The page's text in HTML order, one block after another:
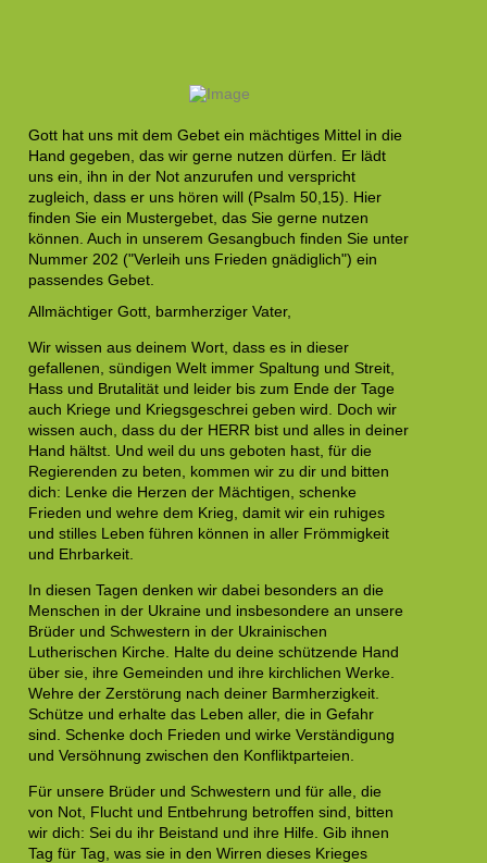
Gott hat uns mit dem Gebet ein mächtiges Mittel in die
Hand gegeben, das wir gerne nutzen dürfen. Er lädt
uns ein, ihn in der Not anzurufen und verspricht
zugleich, dass er uns hören will (Psalm 50,15). Hier
finden Sie ein Mustergebet, das Sie gerne nutzen
können. Auch in unserem Gesangbuch finden Sie unter
Nummer 202 ("Verleih uns Frieden gnädiglich") ein
passendes Gebet.
Allmächtiger Gott, barmherziger Vater,
Wir wissen aus deinem Wort, dass es in dieser
gefallenen, sündigen Welt immer Spaltung und Streit,
Hass und Brutalität und leider bis zum Ende der Tage
auch Kriege und Kriegsgeschrei geben wird. Doch wir
wissen auch, dass du der HERR bist und alles in deiner
Hand hältst. Und weil du uns geboten hast, für die
Regierenden zu beten, kommen wir zu dir und bitten
dich: Lenke die Herzen der Mächtigen, schenke
Frieden und wehre dem Krieg, damit wir ein ruhiges
und stilles Leben führen können in aller Frömmigkeit
und Ehrbarkeit.
In diesen Tagen denken wir dabei besonders an die
Menschen in der Ukraine und insbesondere an unsere
Brüder und Schwestern in der Ukrainischen
Lutherischen Kirche. Halte du deine schützende Hand
über sie, ihre Gemeinden und ihre kirchlichen Werke.
Wehre der Zerstörung nach deiner Barmherzigkeit.
Schütze und erhalte das Leben aller, die in Gefahr
sind. Schenke doch Frieden und wirke Verständigung
und Versöhnung zwischen den Konfliktparteien.
Für unsere Brüder und Schwestern und für alle, die
von Not, Flucht und Entbehrung betroffen sind, bitten
wir dich: Sei du ihr Beistand und ihre Hilfe. Gib ihnen
Tag für Tag, was sie in den Wirren dieses Krieges